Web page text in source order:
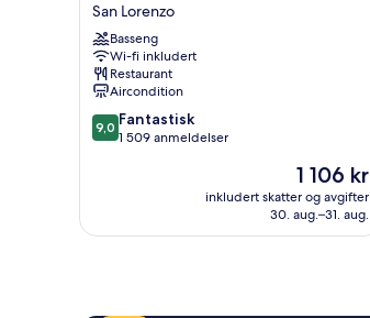
Florence
Lavagnini
San
Lorenzo
San Lorenzo
Basseng
Wi-fi inkludert
Restaurant
Aircondition
9.0
av
9,0 Fantastisk
1 509 anmeldelser
Prisen
er
1 106 kr
1 106 kr
inkludert skatter og avgifter
30. aug.–31. aug.